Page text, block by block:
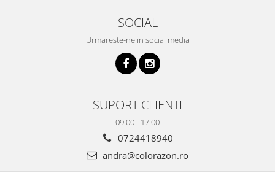
SOCIAL
Urmareste-ne in social media
SUPORT CLIENTI
09:00 - 17:00
0724418940
andra@colorazon.ro